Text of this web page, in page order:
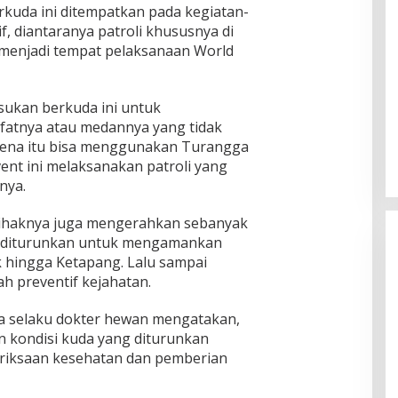
ini ditempatkan pada kegiatan-
diantaranya patroli khususnya di
tempat pelaksanaan World
berkuda ini untuk
atau medannya yang tidak
itu bisa menggunakan Turangga
ini melaksanakan patroli yang
juga mengerahkan sebanyak
untuk mengamankan
Ketapang. Lalu sampai
preventif kejahatan.
selaku dokter hewan mengatakan,
kondisi kuda yang diturunkan
kesehatan dan pemberian
Ingklut Penjelasan Agus Flores
Soal Kinerja Polri Di Hari
Bhayangkara ke 76
Di Politik, Polri | Juli 2, 2022